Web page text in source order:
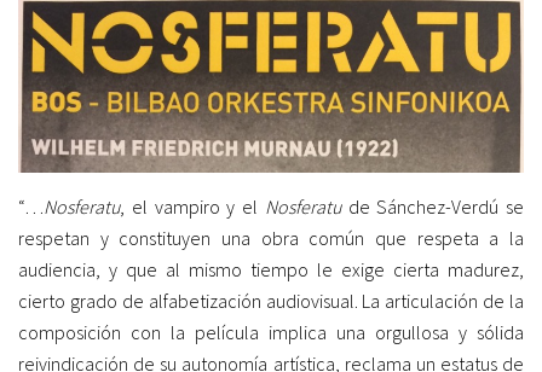
“…Nosferatu, el vampiro y el Nosferatude Sánchez-Verdú se
respetan y constituyen una obra común que respeta a la
audiencia, y que al mismo tiempo le exige cierta madurez,
cierto grado de alfabetización audiovisual. La articulación de la
composición con la película implica una orgullosa y sólida
reivindicación de su autonomía artística, reclama un estatus de